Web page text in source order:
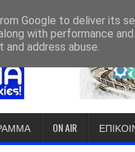
ON AIR
Google to deliver its
with performance
address abuse.